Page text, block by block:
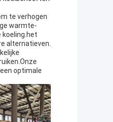
te verhogen
warmte-
alternatieven.
optimale